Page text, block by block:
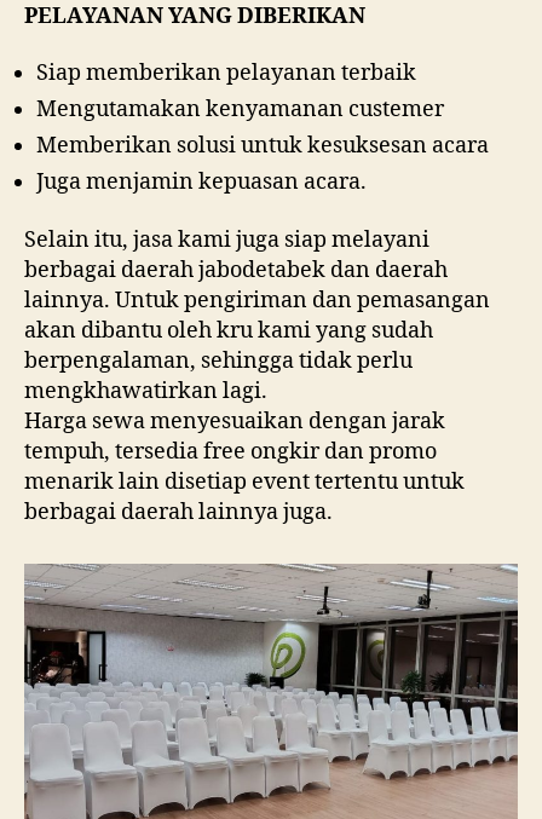
PELAYANAN YANG DIBERIKAN
Siap memberikan pelayanan terbaik
Mengutamakan kenyamanan custemer
Memberikan solusi untuk kesuksesan acara
Juga menjamin kepuasan acara.
Selain itu, jasa kami juga siap melayani
berbagai daerah jabodetabek dan daerah
lainnya. Untuk pengiriman dan pemasangan
akan dibantu oleh kru kami yang sudah
berpengalaman, sehingga tidak perlu
mengkhawatirkan lagi.
Harga sewa menyesuaikan dengan jarak
tempuh, tersedia free ongkir dan promo
menarik lain disetiap event tertentu untuk
berbagai daerah lainnya juga.